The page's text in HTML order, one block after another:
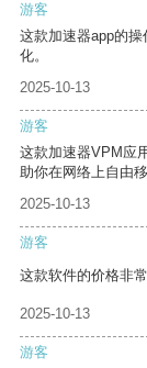
游客
这款加速器app的
化。
2025-10-13
游客
这款加速器VPM应
助你在网络上自由移
2025-10-13
游客
这款软件的价格非
2025-10-13
游客